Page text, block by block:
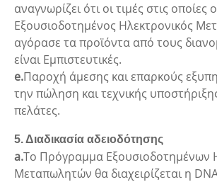
αναγνωρίζει ότι οι τιμές στις οποίες ο
Εξουσιοδοτημένος Ηλεκτρονικός
αγόρασε τα προϊόντα από τους
είναι Εμπιστευτικές.
e.Παροχή άμεσης και επαρκούς
την πώληση και τεχνικής
πελάτες.
5. Διαδικασία αδειοδότησης
a.Το Πρόγραμμα Εξουσιοδοτημένων
Μεταπωλητών θα διαχειρίζεται η